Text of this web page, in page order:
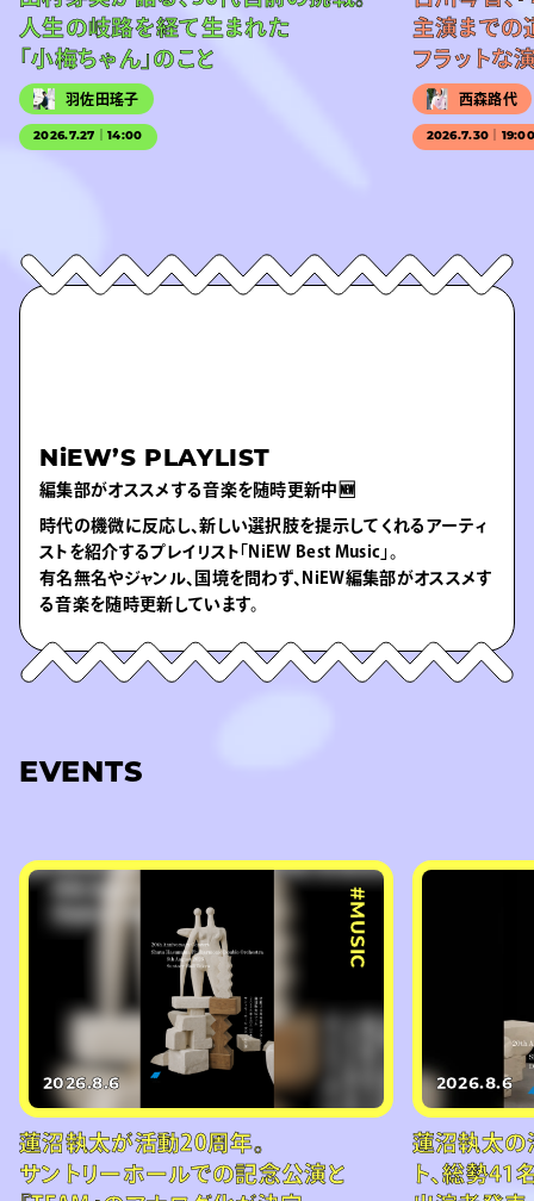
人生の岐路を経て生まれた
「小梅ちゃん」のこと
羽佐田瑤子
2026.7.27｜14:00
主演までの
フラットな
西森路代
2026.7.30｜
NiEW’S PLAYLIST
編集部がオススメする音楽を随時更新中🆕
時代の機微に反応し、新しい選択肢を提示してくれるアーティ
ストを紹介するプレイリスト「NiEW Best Music」。
有名無名やジャンル、国境を問わず、NiEW編集部がオススメす
る音楽を随時更新しています。
EVENTS
#MUSIC
2026.8.6
蓮沼執太が活動20周年。
サントリーホールでの記念公演と
2026.8.6
蓮沼執太の
ト、総勢41